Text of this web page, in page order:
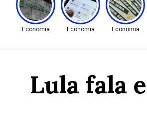
Economia Economia Economia
Lula fala